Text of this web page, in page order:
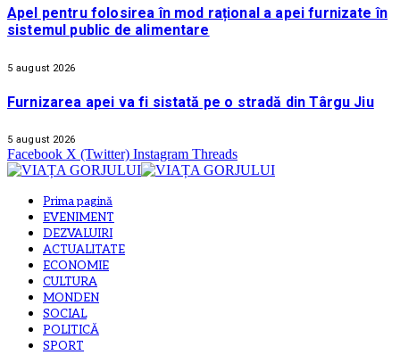
Apel pentru folosirea în mod rațional a apei furnizate în
sistemul public de alimentare
5 august 2026
Furnizarea apei va fi sistată pe o stradă din Târgu Jiu
5 august 2026
Facebook X (Twitter) Instagram Threads
Prima pagină
EVENIMENT
DEZVALUIRI
ACTUALITATE
ECONOMIE
CULTURA
MONDEN
SOCIAL
POLITICĂ
SPORT